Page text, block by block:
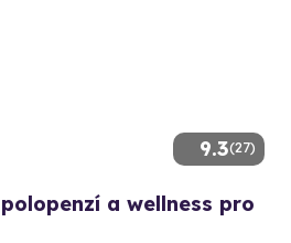
9.3(27)
a wellness pro